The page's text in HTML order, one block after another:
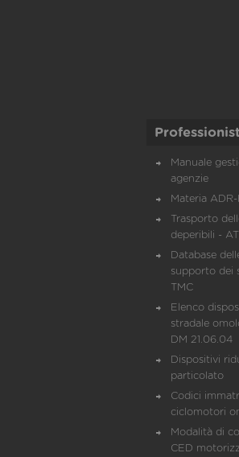
Manuale
agenzie
Materia
Trasporto
deperibili -
Database
supporto dei
TMC
Elenco
stradale
DM 21.06.04
Dispositivi
particolato
Codici
ciclomotori
Modalità di
CED